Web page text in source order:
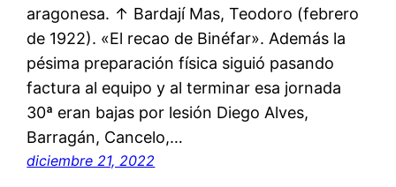
aragonesa. ↑ Bardají Mas, Teodoro (febrero
de 1922). «El recao de Binéfar». Además la
pésima preparación física siguió pasando
factura al equipo y al terminar esa jornada
30ª eran bajas por lesión Diego Alves,
Barragán, Cancelo,…
diciembre 21, 2022